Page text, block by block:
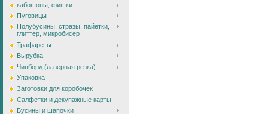
кабошоны, фишки
Пуговицы
Полубусины, стразы, пайетки,
глиттер, микробисер
Трафареты
Вырубка
Чипборд (лазерная резка)
Упаковка
Заготовки для коробочек
Салфетки и декупажные карты
Бусины и шапочки